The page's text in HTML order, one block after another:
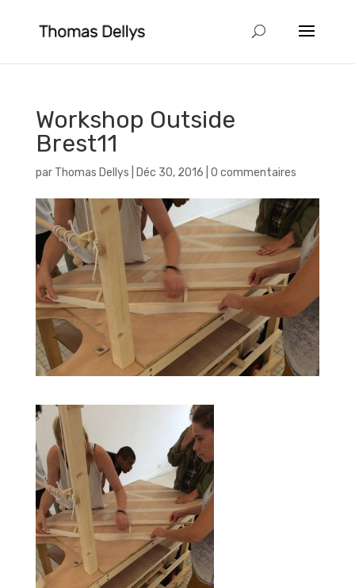
Workshop Outside
Brest11
par Thomas Dellys Déc 30, 2016 0 commentaires